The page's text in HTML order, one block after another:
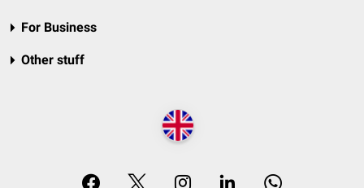
For Business
Other stuff